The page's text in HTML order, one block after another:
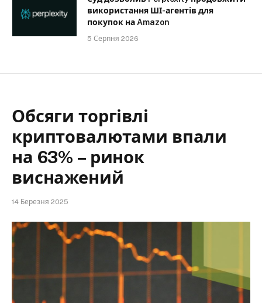
використання ШІ-агентів для
покупок на Amazon
5 Серпня 2026
Обсяги торгівлі
криптовалютами впали
на 63% – ринок
виснажений
14 Березня 2025